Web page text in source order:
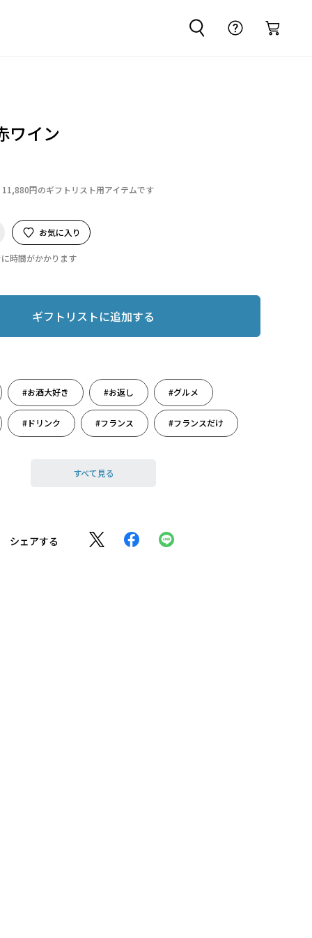
ワイン
11,880円のギフトリスト用アイテムです
お気に入り
時間がかかります
ギフトリストに追加する
#お酒大好き #お返し #グルメ
#ドリンク #フランス #フランスだけ
すべて見る
シェアする